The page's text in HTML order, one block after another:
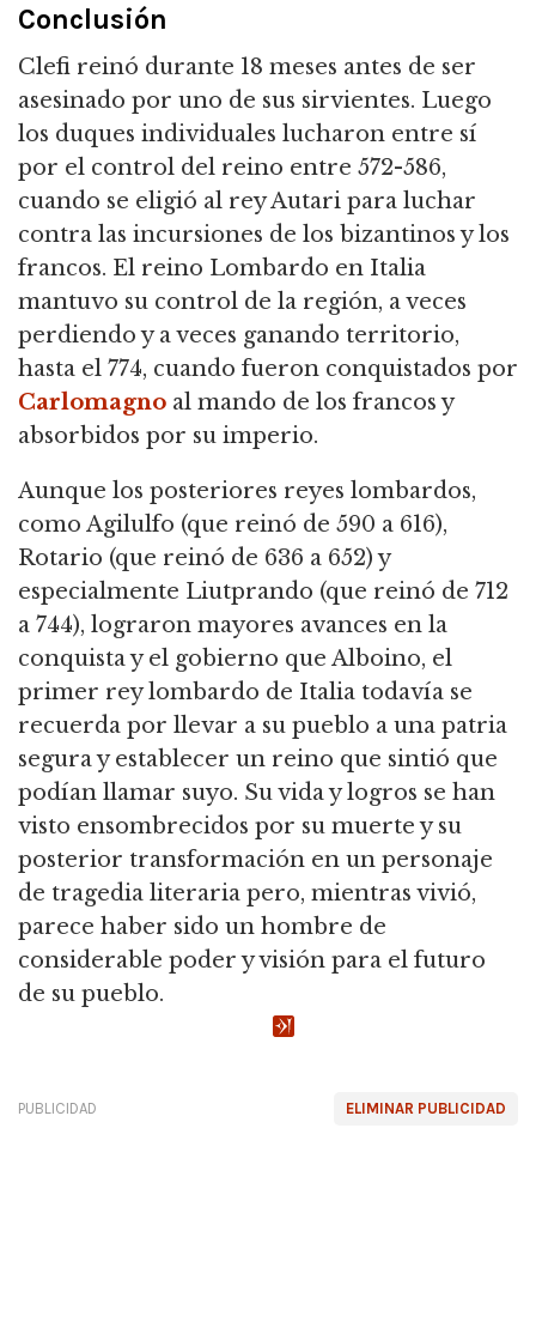
Conclusión
Clefi reinó durante 18 meses antes de ser
asesinado por uno de sus sirvientes. Luego
los duques individuales lucharon entre sí
por el control del reino entre 572-586,
cuando se eligió al rey Autari para luchar
contra las incursiones de los bizantinos y los
francos. El reino Lombardo en Italia
mantuvo su control de la región, a veces
perdiendo y a veces ganando territorio,
hasta el 774, cuando fueron conquistados por
Carlomagno al mando de los francos y
absorbidos por su imperio.
Aunque los posteriores reyes lombardos,
como Agilulfo (que reinó de 590 a 616),
Rotario (que reinó de 636 a 652) y
especialmente Liutprando (que reinó de 712
a 744), lograron mayores avances en la
conquista y el gobierno que Alboino, el
primer rey lombardo de Italia todavía se
recuerda por llevar a su pueblo a una patria
segura y establecer un reino que sintió que
podían llamar suyo. Su vida y logros se han
visto ensombrecidos por su muerte y su
posterior transformación en un personaje
de tragedia literaria pero, mientras vivió,
parece haber sido un hombre de
considerable poder y visión para el futuro
de su pueblo.
ELIMINAR PUBLICIDAD
PUBLICIDAD